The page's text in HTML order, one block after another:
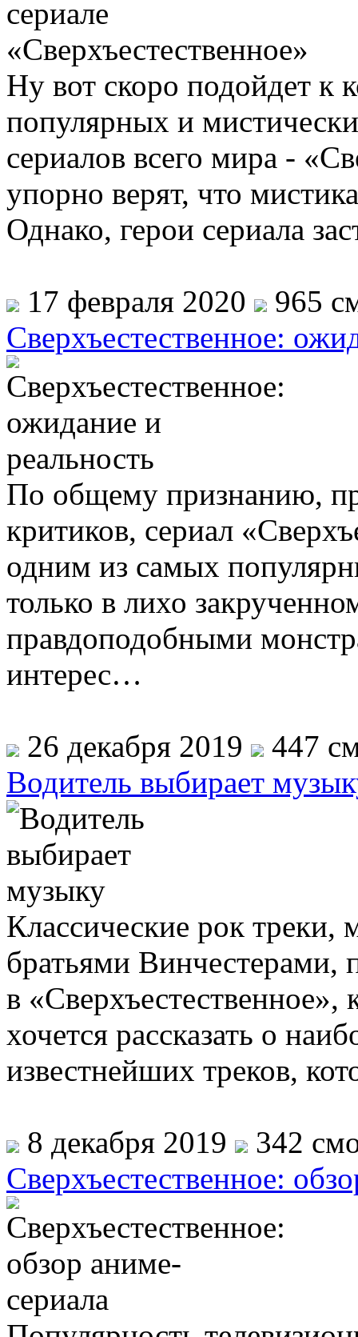
Ну вот скоро подойдет к
популярных и
сериалов всего мира -
упорно верят, что
Однако, герои сериала
17 февраля 2020
965
Сверхъестественное:
По общему признанию,
критиков, сериал
одним из самых
только в лихо
правдоподобными
интерес…
26 декабря 2019
447
Водитель выбирает
Классические рок треки,
братьями Винчестерами,
в «Сверхъестественное»,
хочется рассказать о
известнейших треков,
8 декабря 2019
342
Сверхъестественное: